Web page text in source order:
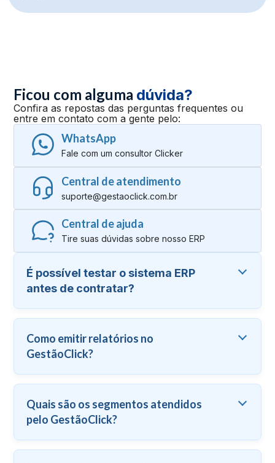
Ficou com alguma dúvida?
Confira as repostas das perguntas frequentes ou
entre em contato com a gente pelo:
WhatsApp
Fale com um consultor Clicker
Central de atendimento
suporte@gestaoclick.com.br
Central de ajuda
Tire suas dúvidas sobre nosso ERP
É possível testar o sistema ERP
antes de contratar?
Como emitir relatórios no
GestãoClick?
Quais são os segmentos atendidos
pelo GestãoClick?